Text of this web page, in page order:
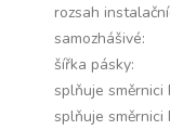
rozsah
samozhášivé:
šířka pásky:
splňuje směrnici
splňuje směrnici